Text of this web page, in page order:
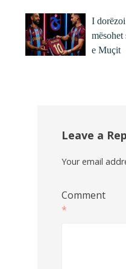
I
e Muçit
Leave a
Your email
Comment
*